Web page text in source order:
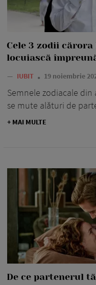
Cele 3 zodii cărora
locuiască
— IUBIT 19 noiembrie
Semnele zodiacale din
se mute alături de
+ MAI MULTE
De ce partenerul